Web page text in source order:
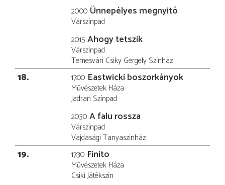
20:00 Ünnepélyes megnyitó
Várszínpad
20:15 Ahogy tetszik
Várszínpad
Temesvári Csiky Gergely Színház
18 17:00 Eastwicki boszorkányok
Művészetek Háza
Jadran Színpad
20:30 A falu rossza
Várszínpad
Vajdasági Tanyaszínház
19 17:30 Finito
Művészetek Háza
Csíki Játékszín